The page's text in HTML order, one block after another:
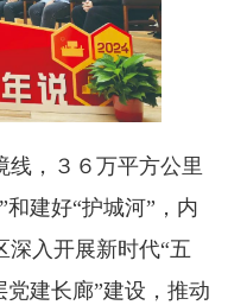
线，３６万平方公里
建好“护城河”，内
深入开展新时代“五
建长廊”建设，推动